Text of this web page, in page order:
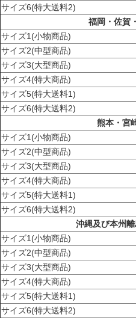
サイズ6(特大送料2)
福岡・佐賀
サイズ1(小物商品)
サイズ2(中型商品)
サイズ3(大型商品)
サイズ4(特大商品)
サイズ5(特大送料1)
サイズ6(特大送料2)
熊本・宮
サイズ1(小物商品)
サイズ2(中型商品)
サイズ3(大型商品)
サイズ4(特大商品)
サイズ5(特大送料1)
サイズ6(特大送料2)
沖縄及び本州離
サイズ1(小物商品)
サイズ2(中型商品)
サイズ3(大型商品)
サイズ4(特大商品)
サイズ5(特大送料1)
サイズ6(特大送料2)